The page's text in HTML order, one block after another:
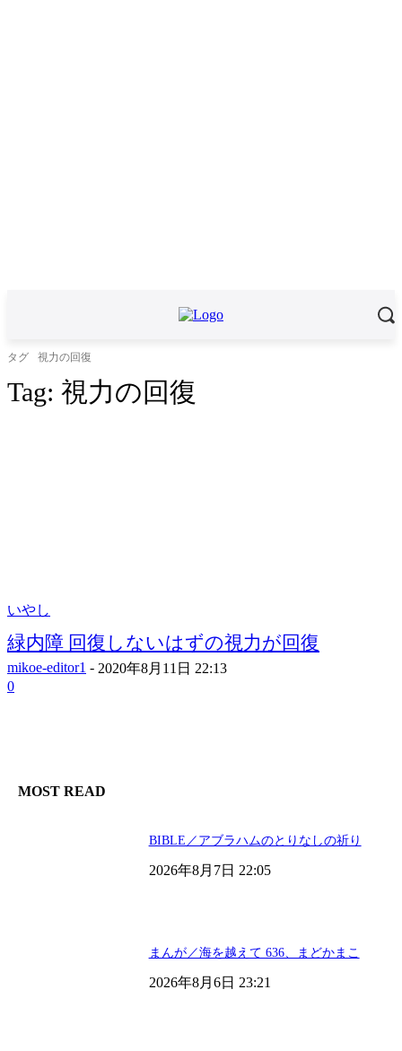
タグ 視力の回復
Tag: 視力の回復
いやし
緑内障 回復しないはずの視力が回復
mikoe-editor1 - 2020年8月11日 22:13
0
MOST READ
BIBLE／アブラハムのとりなしの祈り
2026年8月7日 22:05
まんが／海を越えて 636、まどかまこ
2026年8月6日 23:21